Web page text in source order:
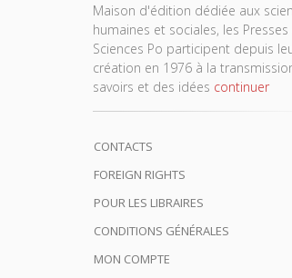
Maison d'édition dédiée aux
humaines et sociales, les Presses
Sciences Po participent depuis
création en 1976 à la
savoirs et des idées continuer
CONTACTS
FOREIGN RIGHTS
POUR LES LIBRAIRES
CONDITIONS GÉNÉRALES
MON COMPTE